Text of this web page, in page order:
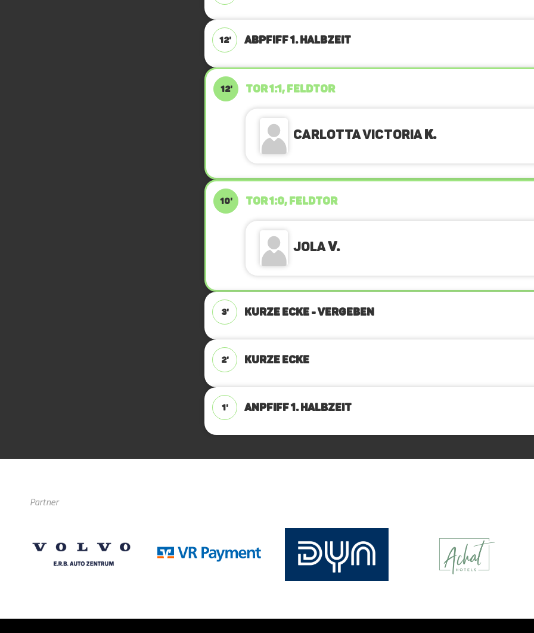
12' ABPFIFF 1. Halbzeit
12' TOR 1:1, FELDTOR
Carlotta VictoriaK.
10' TOR 1:0, FELDTOR
Jolav.
3' KURZE ECKE - VERGEBEN
2' KURZE ECKE
1' ANPFIFF 1. Halbzeit
Partner